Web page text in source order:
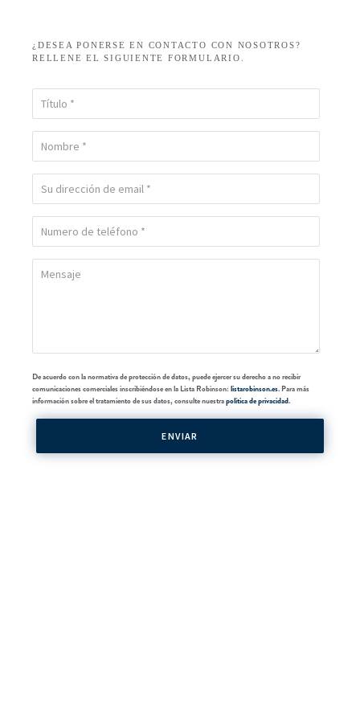
¿DESEA PONERSE EN CONTACTO CON NOSOTROS?
RELLENE EL SIGUIENTE FORMULARIO.
De acuerdo con la normativa de protección de datos, puede ejercer su derecho a no recibir
comunicaciones comerciales inscribiéndose en la Lista Robinson: listarobinson.es. Para más
información sobre el tratamiento de sus datos, consulte nuestrapolítica de privacidad.